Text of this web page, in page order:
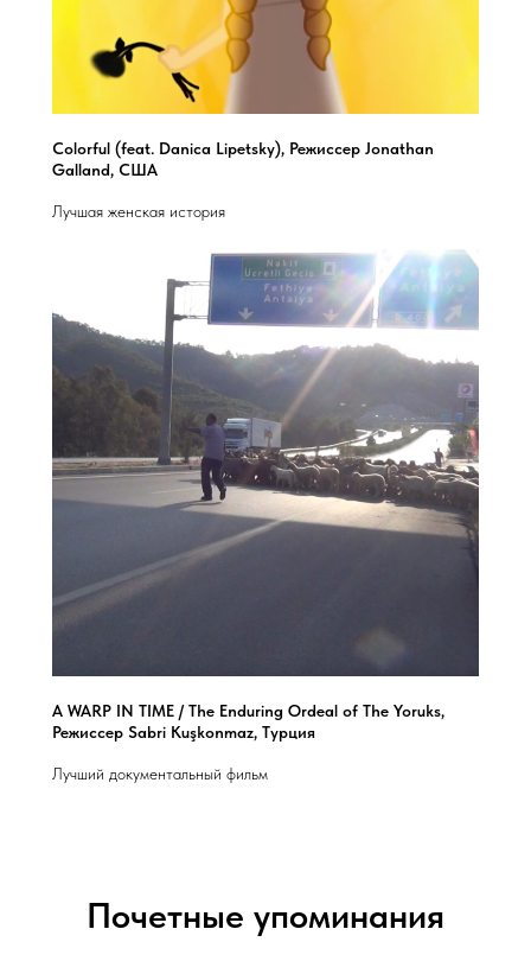
Colorful (feat. Danica Lipetsky), Режиссер Jonathan
Galland, США
Лучшая женская история
A WARP IN TIME / The Enduring Ordeal of The Yoruks,
Режиссер Sabri Kuşkonmaz, Турция
Лучший документальный фильм
Почетные упоминания